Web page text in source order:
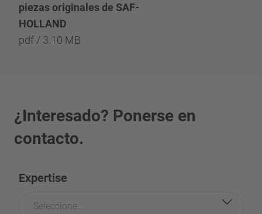
piezas originales de SAF-
HOLLAND
pdf / 3.10 MB
¿Interesado? Ponerse en
contacto.
Expertise
Seleccione...